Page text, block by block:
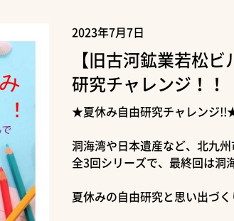
2023年7月7日
【旧古河鉱業若松
研究チャレンジ！！
★夏休み自由研究チャレンジ
洞海湾や日本遺産など、北九
全3回シリーズで、最終回は洞
夏休みの自由研究と思い出づ